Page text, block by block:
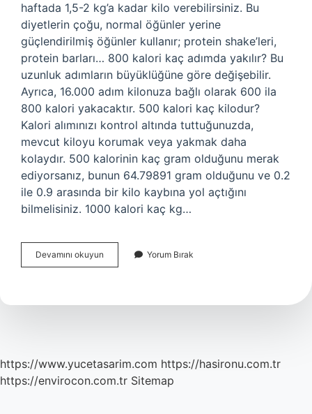
haftada 1,5-2 kg’a kadar kilo verebilirsiniz. Bu
diyetlerin çoğu, normal öğünler yerine
güçlendirilmiş öğünler kullanır; protein shake’leri,
protein barları… 800 kalori kaç adımda yakılır? Bu
uzunluk adımların büyüklüğüne göre değişebilir.
Ayrıca, 16.000 adım kilonuza bağlı olarak 600 ila
800 kalori yakacaktır. 500 kalori kaç kilodur?
Kalori alımınızı kontrol altında tuttuğunuzda,
mevcut kiloyu korumak veya yakmak daha
kolaydır. 500 kalorinin kaç gram olduğunu merak
ediyorsanız, bunun 64.79891 gram olduğunu ve 0.2
ile 0.9 arasında bir kilo kaybına yol açtığını
bilmelisiniz. 1000 kalori kaç kg…
Devamını okuyun
Kalori
Eder
Yorum Bırak
https://www.yucetasarim.com https://hasironu.com.tr
https://envirocon.com.tr Sitemap